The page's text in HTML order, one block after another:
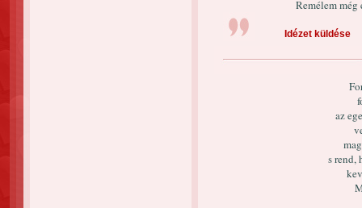
Remélem
Idézet küldése
az
s rend,